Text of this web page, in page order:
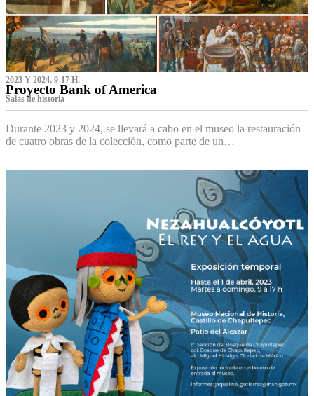
2023 Y 2024, 9-17 H.
Proyecto Bank of America
S‌alas de historia
Durante 2023 y 2024, se llevará a cabo en el museo la restauración
de cuatro obras de la colección, como parte de un…